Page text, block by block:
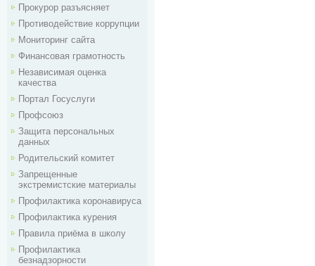
Прокурор разъясняет
Противодействие коррупции
Мониторинг сайта
Финансовая грамотность
Независимая оценка
качества
Портал Госуслуги
Профсоюз
Защита персональных
данных
Родительский комитет
Запрещенные
экстремистские материалы
Профилактика коронавируса
Профилактика курения
Правила приёма в школу
Профилактика
безнадзорности